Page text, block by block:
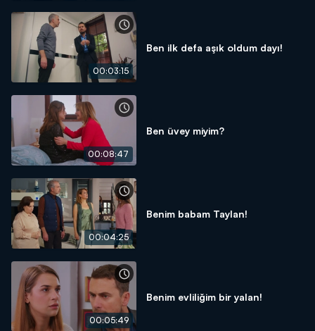
00:03:15
Ben ilk defa aşık oldum dayı!
00:08:47
Ben üvey miyim?
00:04:25
Benim babam Taylan!
00:05:49
Benim evliliğim bir yalan!